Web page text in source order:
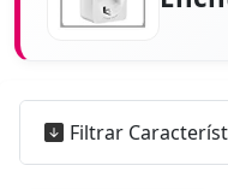
Filtrar